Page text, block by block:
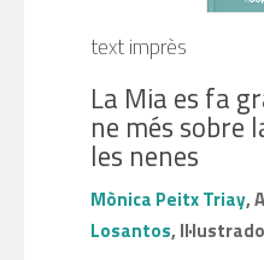
text imprès
La Mia es fa
ne més sobre
les nenes
Mònica Peitx Triay,
Losantos,